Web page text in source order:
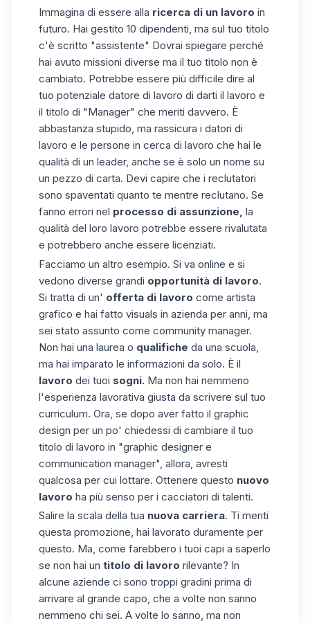
Immagina di essere alla ricerca di un lavoro in
futuro. Hai gestito 10 dipendenti, ma sul tuo titolo
c'è scritto "assistente" Dovrai spiegare perché
hai avuto missioni diverse ma il tuo titolo non è
cambiato. Potrebbe essere più difficile dire al
tuo potenziale datore di lavoro di darti il lavoro e
il titolo di "Manager" che meriti davvero. È
abbastanza stupido, ma rassicura i datori di
lavoro e le persone in cerca di lavoro che hai le
qualità di un leader, anche se è solo un nome su
un pezzo di carta. Devi capire che i reclutatori
sono spaventati quanto te mentre reclutano. Se
fanno errori nel processo di assunzione, la
qualità del loro lavoro potrebbe essere rivalutata
e potrebbero anche essere licenziati.
Facciamo un altro esempio. Si va online e si
vedono diverse grandi opportunità di lavoro.
Si tratta di un' offerta di lavoro come artista
grafico e hai fatto visuals in azienda per anni, ma
sei stato assunto come community manager.
Non hai una laurea o qualifiche da una scuola,
ma hai imparato le informazioni da solo. È il
lavoro dei tuoi sogni. Ma non hai nemmeno
l'esperienza lavorativa giusta da scrivere sul tuo
curriculum. Ora, se dopo aver fatto il graphic
design per un po' chiedessi di cambiare il tuo
titolo di lavoro in "graphic designer e
communication manager", allora, avresti
qualcosa per cui lottare. Ottenere questo nuovo
lavoro ha più senso per i cacciatori di talenti.
Salire la scala della tua nuova carriera. Ti meriti
questa promozione, hai lavorato duramente per
questo. Ma, come farebbero i tuoi capi a saperlo
se non hai un titolo di lavoro rilevante? In
alcune aziende ci sono troppi gradini prima di
arrivare al grande capo, che a volte non sanno
nemmeno chi sei. A volte lo sanno, ma non